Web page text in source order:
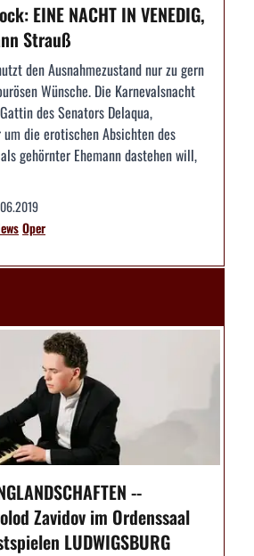
EINE NACHT IN VENEDIG,
Strauß
den Ausnahmezustand nur zu gern
Wünsche. Die Karnevalsnacht
des Senators Delaqua,
die erotischen Absichten des
gehörnter Ehemann dastehen will,
Oper
--
Zavidov im Ordenssaal
LUDWIGSBURG